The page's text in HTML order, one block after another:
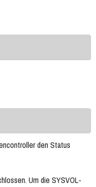
den Status
Um die SYSVOL-